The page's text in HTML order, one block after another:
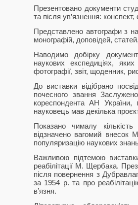
Презентовано документи
та після ув’язнення:
Представлено автографи з
монографій, доповідей,
Наводимо добірку
наукових експедиціях,
фотографії, звіт, щоденник,
До виставки відібрано
почесного звання
кореспондента АН України,
науковець мав декілька
Показано чималу
відзначено вагомий внесок
популяризацію наукових
Важливою підтемою
реабілітації М. Щербака.
після повернення з
за 1954 р. та про
в’язня.